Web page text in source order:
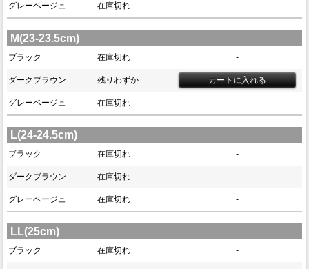
グレーベージュ 在庫切れ -
M(23-23.5cm)
ブラック 在庫切れ -
ダークブラウン 残りわずか
グレーベージュ 在庫切れ -
L(24-24.5cm)
ブラック 在庫切れ -
ダークブラウン 在庫切れ -
グレーベージュ 在庫切れ -
LL(25cm)
ブラック 在庫切れ -